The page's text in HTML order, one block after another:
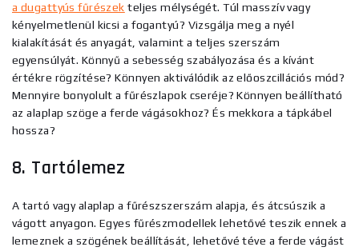
a dugattyús fűrészek teljes mélységét. Túl masszív vagy
kényelmetlenül kicsi a fogantyú? Vizsgálja meg a nyél
kialakítását és anyagát, valamint a teljes szerszám
egyensúlyát. Könnyű a sebesség szabályozása és a kívánt
értékre rögzítése? Könnyen aktiválódik az előoszcillációs mód?
Mennyire bonyolult a fűrészlapok cseréje? Könnyen beállítható
az alaplap szöge a ferde vágásokhoz? És mekkora a tápkábel
hossza?
8. Tartólemez
A tartó vagy alaplap a fűrészszerszám alapja, és átcsúszik a
vágott anyagon. Egyes fűrészmodellek lehetővé teszik ennek a
lemeznek a szögének beállítását, lehetővé téve a ferde vágást